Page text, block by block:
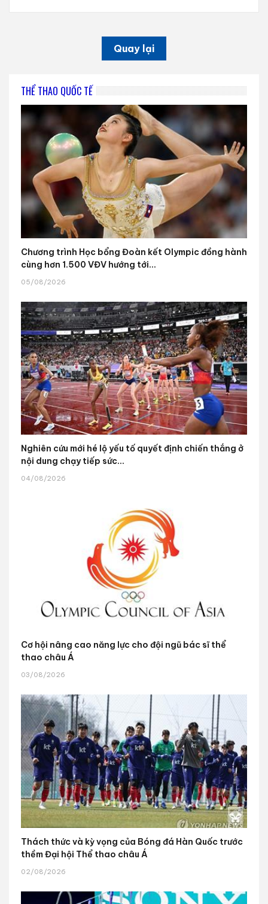
Quay lại
THỂ THAO QUỐC TẾ
Chương trình Học bổng Đoàn kết Olympic đồng hành
cùng hơn 1.500 VĐV hướng tới...
05/08/2026
Nghiên cứu mới hé lộ yếu tố quyết định chiến thắng ở
nội dung chạy tiếp sức...
04/08/2026
Cơ hội nâng cao năng lực cho đội ngũ bác sĩ thể
thao châu Á
03/08/2026
Thách thức và kỳ vọng của Bóng đá Hàn Quốc trước
thềm Đại hội Thể thao châu Á
02/08/2026